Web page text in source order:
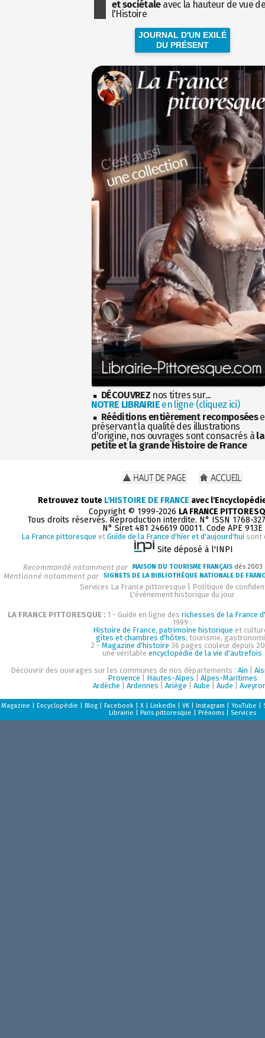
et sociétaleavec la hauteur de vue
l'Histoire
JOURNAL D'UN EXILÉ
DU PRÉSENT
DÉCOUVREZ nos titres sur...
NOTRE LIBRAIRIEen ligne (cliquez ici)
Rééditions entièrement recomposées
préservant la qualité des illustrations
d'origine, nos ouvrages sont consacrés à la
petite et la grande Histoire de France
Retrouvez toute L'HISTOIRE DE FRANCE avec
Copyright © 1999-2026 LA FRANCE
Tous droits réservés. Reproduction interdite. N° ISSN 1768-
N° Siret 481 246619 00011. Code APE 913E
La France pittoresque et Guide de la France d'hier et d'aujourd'hui sont
Site déposé à l'INPI
Recommandé notamment par MAISON DU TOURISME FRANÇAIS dès
Mentionné notamment par SIGNETS DE LA BIBLIOTHÈQUE NATIONALE DE
Services La France pittoresque
Politique de
L'événement historique du jour
LA FRANCE PITTORESQUE : 1 - Guide en ligne des richesses de la France
1999 :
Histoire de France, patrimoine historique et
gîtes et chambres d'hôtes, tourisme,
2 - Magazine d'histoire 36 pages couleur depuis
une véritable encyclopédie de la vie d'autrefois
Découvrir des ouvrages sur les communes de nos départements : Ain
Provence
Hautes-Alpes
Alpes-Maritimes
Ardèche
Ardennes Ariège Aube Aude
Magazine Encyclopédie Blog| Facebook| X| LinkedIn VK| Instagram YouTube
Librairie
Paris pittoresque Prénoms| Services